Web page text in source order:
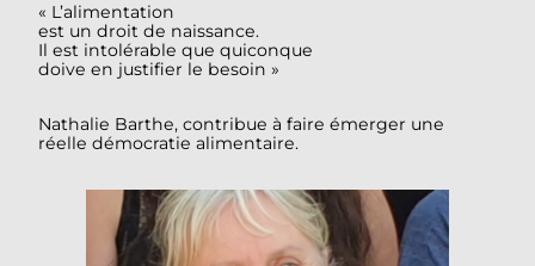
« L’alimentation
est un droit de naissance.
Il est intolérable que quiconque
doive en justifier le besoin »
Nathalie Barthe, contribue à faire émerger une
réelle démocratie alimentaire.